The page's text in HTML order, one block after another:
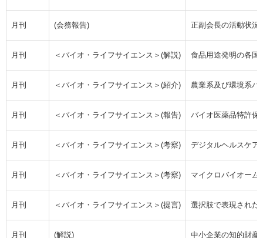
月刊 (会務報告) 正副会長の活動状況
月刊 ＜バイオ・ライフサイエンス＞(解説) 食品用途発明の各国
月刊 ＜バイオ・ライフサイエンス＞(紹介) 農業系及び環境系バ
月刊 ＜バイオ・ライフサイエンス＞(報告) バイオ医薬品特許保
月刊 ＜バイオ・ライフサイエンス＞(考察) デジタルヘルスケア
月刊 ＜バイオ・ライフサイエンス＞(考察) マイクロバイオー
月刊 ＜バイオ・ライフサイエンス＞(提言) 選択肢で表現された
月刊 (解説) 中小企業の知的財産